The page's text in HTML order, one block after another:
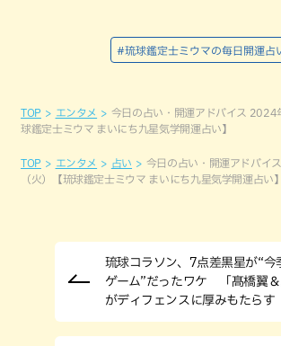
#琉球鑑定士ミウマの毎日開運占
TOP エンタメ
今日の占い・開運アドバイス 2024
球鑑定士ミウマ まいにち九星気学開運占い】
TOP エンタメ 占い
今日の占い・開運アドバイ
（火）【琉球鑑定士ミウマ まいにち九星気学開運占い】
琉球コラソン、7点差黒星が“今
ゲーム”だったワケ 「髙橋翼＆
がディフェンスに厚みもたらす